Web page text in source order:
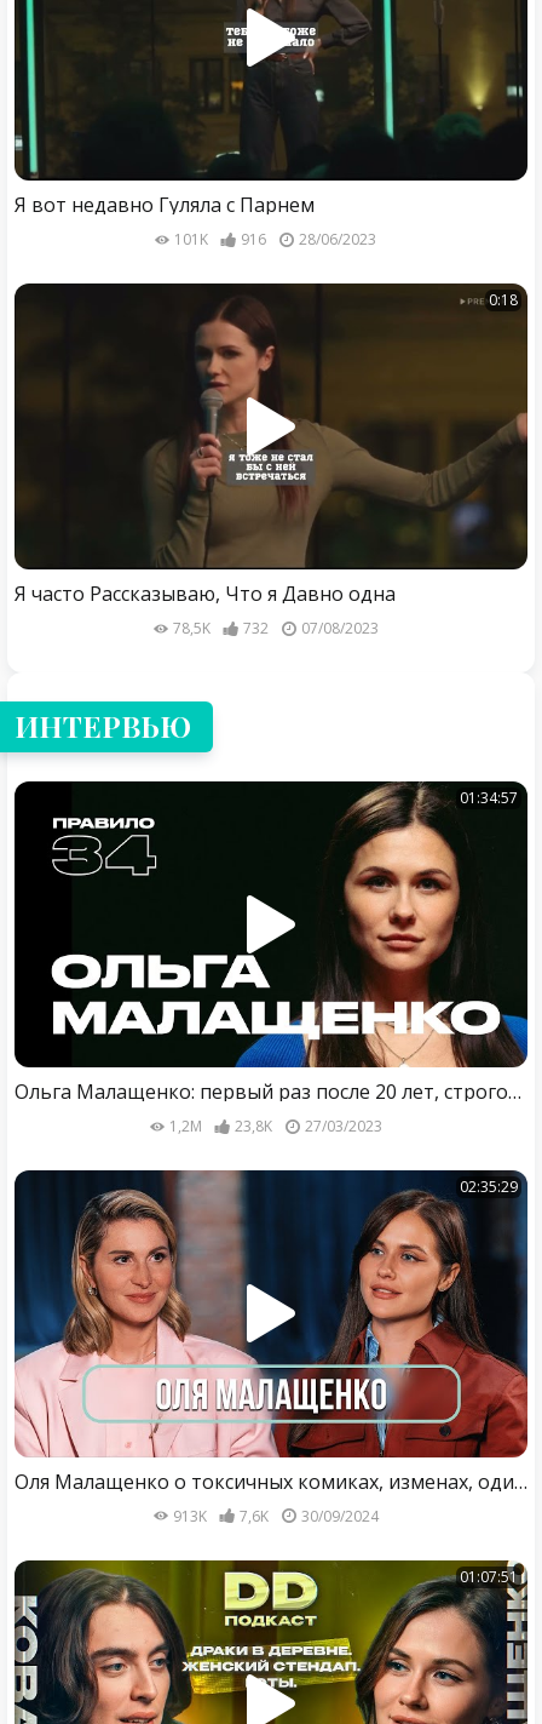
Я вот недавно Гуляла с Парнем
101K 916 28/06/2023
0:18
Я часто Рассказываю, Что я Давно одна
78,5K 732 07/08/2023
ИНТЕРВЬЮ
01:34:57
Ольга Малащенко: первый раз после 20 лет, строгое воспитание и достоинство (подкаст «правило 34»)
1,2M 23,8K 27/03/2023
02:35:29
Оля Малащенко о токсичных комиках, изменах, одиночестве и «Женском стендапе»
913K 7,6K 30/09/2024
01:07:51